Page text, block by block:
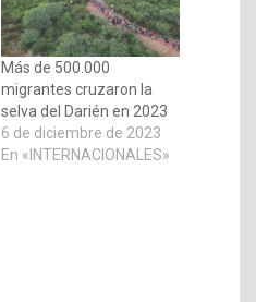
Más de 500.000
migrantes cruzaron la
selva del Darién en 2023
6 de diciembre de 2023
En «INTERNACIONALES»